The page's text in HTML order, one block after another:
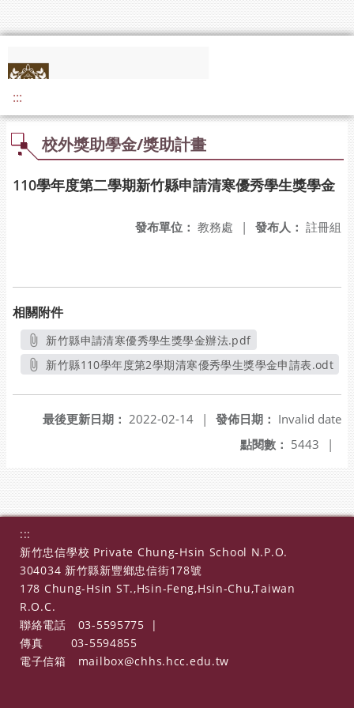
:::
校外獎助學金/獎助計畫
110學年度第二學期新竹縣申請清寒優秀學生獎學金
發布人： 註冊組
發布單位： 教務處 |
相關附件
新竹縣申請清寒優秀學生獎學金辦法.pdf
另開新視窗
新竹縣110學年度第2學期清寒優秀學生獎學金申請表.odt
發佈日期： Invalid date
最後更新日期： 2022-02-14
|
點閱數： 5443 |
:::
新竹忠信學校 Private Chung-Hsin School N.P.O.
304034 新竹縣新豐鄉忠信街178號
178 Chung-Hsin ST.,Hsin-Feng,Hsin-Chu,Taiwan
R.O.C.
聯絡電話
03-5595775
|
傳真
03-5594855
電子信箱
mailbox@chhs.hcc.edu.tw